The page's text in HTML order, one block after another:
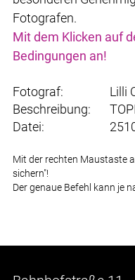
Fotografen.
Mit dem Klicken auf
Bedingungen an!
Fotograf:
Lilli
Beschreibung:
Datei:
Mit der rechten Maustaste
sichern"!
Der genaue Befehl kann je